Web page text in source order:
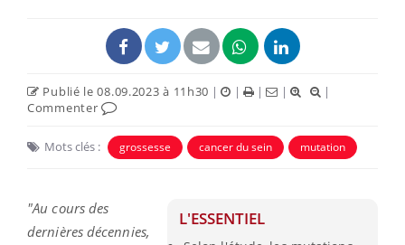
Publié le 08.09.2023 à 11h30 | | | |
|
Commenter
Mots clés : grossesse cancer du sein mutation
L'ESSENTIEL
"Au cours des
dernières décennies,